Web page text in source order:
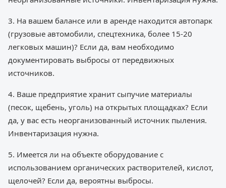
3. На вашем балансе или в аренде находится автопарк
(грузовые автомобили, спецтехника, более 15-20
легковых машин)? Если да, вам необходимо
документировать выбросы от передвижных
источников.
4. Ваше предприятие хранит сыпучие материалы
(песок, щебень, уголь) на открытых площадках? Если
да, у вас есть неорганизованный источник пыления.
Инвентаризация нужна.
5. Имеется ли на объекте оборудование с
использованием органических растворителей, кислот,
щелочей? Если да, вероятны выбросы.